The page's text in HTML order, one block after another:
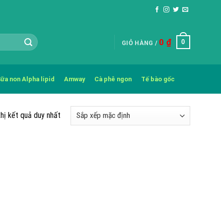
GIỎ HÀNG / 0 ₫ 0
non Alpha lipid Amway Cà phê ngon Tế bào gốc
kết quả duy nhất